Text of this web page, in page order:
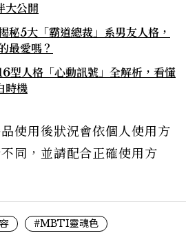
大公開
5大「霸道總裁」系男友人格，
最愛嗎？
人格「心動訊號」全解析，看懂
時機
使用後狀況會依個人使用方
同，並請配合正確使用方
#MBTI靈魂色